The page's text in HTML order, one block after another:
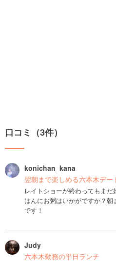
口コミ（3件）
konichan_kana
翌朝まで楽しめる六本木デー
レイトショーが終わってもま
はんにお粥はいかがですか？
です！
Judy
六本木勤務の平日ランチ